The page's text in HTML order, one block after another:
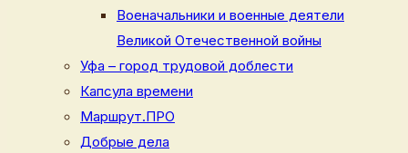
Военачальники и военные деятели
Великой Отечественной войны
Уфа – город трудовой доблести
Капсула времени
Маршрут.ПРО
Добрые дела